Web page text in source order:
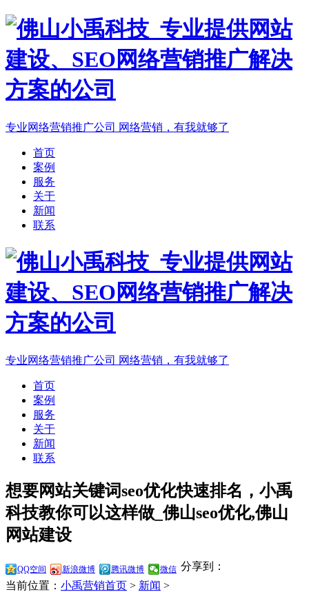
专业网络营销推广公司 网络营销，有我就够了
首页
案例
服务
关于
新闻
联系
专业网络营销推广公司 网络营销，有我就够了
首页
案例
服务
关于
新闻
联系
想要网站关键词seo优化快速排名，小禹
科技教你可以这样做_佛山seo优化,佛山
网站建设
分享到：
QQ空间 新浪微博 腾讯微博 微信
当前位置： 小禹营销首页 > 新闻 >